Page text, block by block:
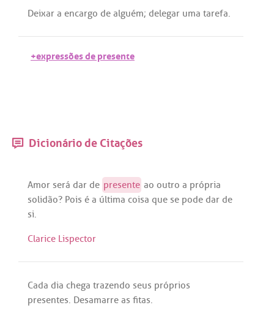
Deixar a encargo de alguém; delegar uma tarefa.
+expressões de presente
Dicionário de Citações
Amor será dar de presente ao outro a própria
solidão? Pois é a última coisa que se pode dar de
si.
Clarice Lispector
Cada dia chega trazendo seus próprios
presentes. Desamarre as fitas.